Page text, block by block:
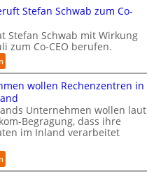
e
u
n
v
i
l
e
A
b
u
d
i
e
I
p
l
e
m
e
n
t
i
-
o
m
m
i
i
o
n
t
a
Stefan Schwab zum Co-
Stefan Schwab mit Wirkung
zum Co-CEO berufen.
:
C
y
b
u
s
b
r
u
wollen Rechenzentren in
Unternehmen wollen laut
Begragung, dass ihre
im Inland verarbeitet
:
U